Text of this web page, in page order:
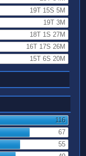
19T 15S 5M
19T 3M
18T 1S 27M
16T 17S 26M
15T 6S 20M
116
67
55